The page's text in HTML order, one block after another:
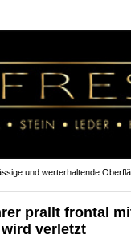
und werterhaltende
prallt frontal
verletzt